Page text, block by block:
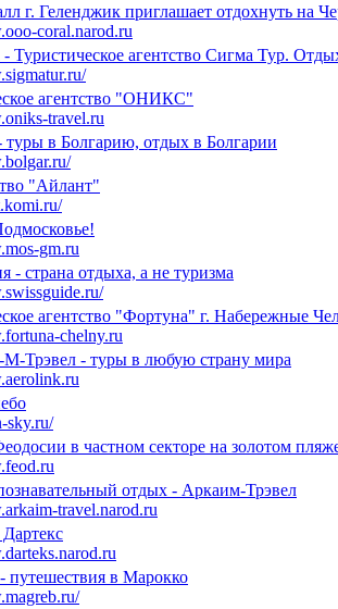
г. Геленджик приглашает отдохнуть на
coral.narod.ru
- Туристическое агентство Сигма Тур.
агентство "ОНИКС"
travel.ru
туры в Болгарию, отдых в Болгарии
"Айлант"
gm.ru
- страна отдыха, а не туризма
агентство "Фортуна" г. Набережные
chelny.ru
Трэвел - туры в любую страну мира
sky.ru/
в частном секторе на золотом
отдых - Аркаим-Трэвел
travel.narod.ru
путешествия в Марокко